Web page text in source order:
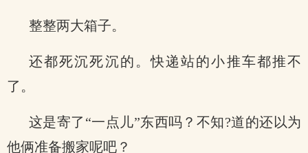
整整两大箱子。
还都死沉死沉的。快递站的小推车都推不
了。
这是寄了“一点儿”东西吗？不知?道的还以为
他俩准备搬家呢吧？